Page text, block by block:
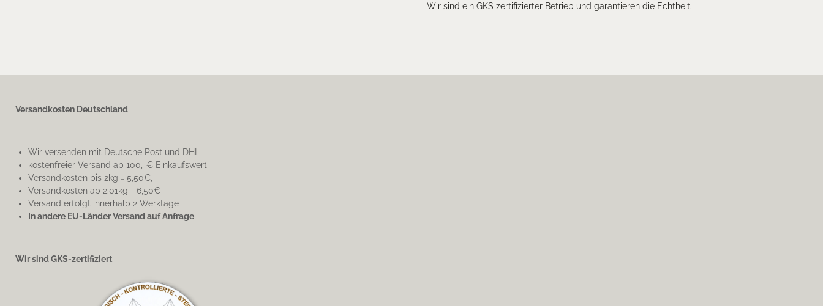
Wir sind ein GKS zertifizierter Betrieb und garantieren die Echtheit.
Versandkosten Deutschland
Wir versenden mit Deutsche Post und DHL
kostenfreier Versand ab 100,-€ Einkaufswert
Versandkosten bis 2kg = 5,50€,
Versandkosten ab 2.01kg = 6,50€
Versand erfolgt innerhalb 2 Werktage
In andere EU-Länder Versand auf Anfrage
Wir sind GKS-zertifiziert